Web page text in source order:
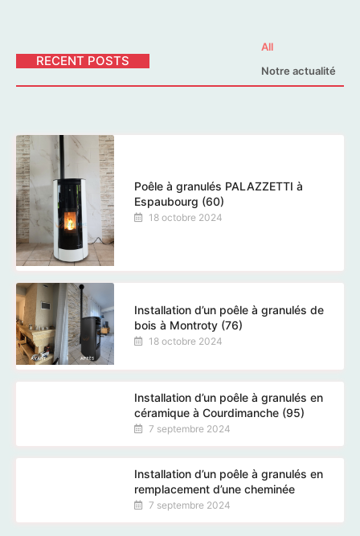
RECENT POSTS
All
Notre actualité
Poêle à granulés PALAZZETTI à
Espaubourg (60)
18 octobre 2024
Installation d’un poêle à granulés de
bois à Montroty (76)
18 octobre 2024
Installation d’un poêle à granulés en
céramique à Courdimanche (95)
7 septembre 2024
Installation d’un poêle à granulés en
remplacement d’une cheminée
7 septembre 2024